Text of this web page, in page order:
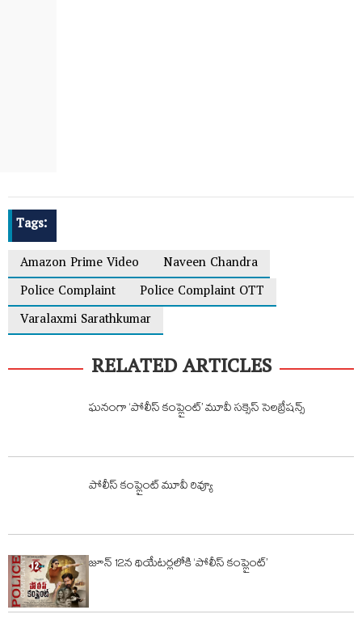
Tags:
Amazon Prime Video
Naveen Chandra
Police Complaint
Police Complaint OTT
Varalaxmi Sarathkumar
RELATED ARTICLES
ఘనంగా ‘పోలీస్ కంప్లైంట్’ మూవీ సక్సెస్ సెలబ్రేషన్స్
పోలీస్ కంప్లైంట్ మూవీ రివ్యూ
జూన్ 12న థియేటర్లలోకి ‘పోలీస్ కంప్లైంట్’